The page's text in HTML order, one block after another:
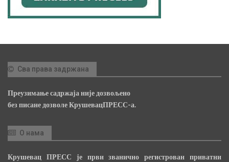
Сва права задржана
Преузимање садржаја није дозвољено
без писане дозволе КрушевацПРЕСС-а.
О нама
Крушевац ПРЕСС је први званично регистрован приватни